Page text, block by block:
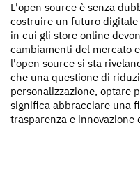
L'open source è senza
costruire un futuro
in cui gli store online
cambiamenti del mercato
l'open source si sta
che una questione di
personalizzazione, optare
significa abbracciare una
trasparenza e innovazione